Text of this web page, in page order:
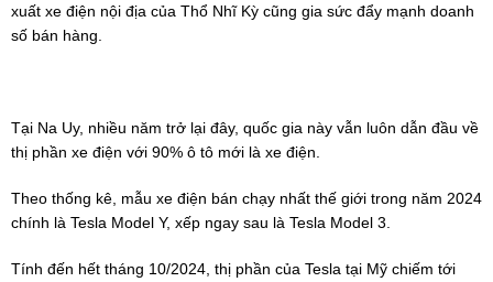
xuất xe điện nội địa của Thổ Nhĩ Kỳ cũng gia sức đẩy mạnh doanh
số bán hàng.
Tại Na Uy, nhiều năm trở lại đây, quốc gia này vẫn luôn dẫn đầu về
thị phần xe điện với 90% ô tô mới là xe điện.
Theo thống kê, mẫu xe điện bán chạy nhất thế giới trong năm 2024
chính là Tesla Model Y, xếp ngay sau là Tesla Model 3.
Tính đến hết tháng 10/2024, thị phần của Tesla tại Mỹ chiếm tới